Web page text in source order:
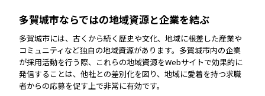
多賀城市ならではの地域資源と企業を結ぶ
多賀城市には、古くから続く歴史や文化、地域に根差した産業や
コミュニティなど独自の地域資源があります。多賀城市内の企業
が採用活動を行う際、これらの地域資源をWebサイトで効果的に
発信することは、他社との差別化を図り、地域に愛着を持つ求職
者からの応募を促す上で非常に有効です。